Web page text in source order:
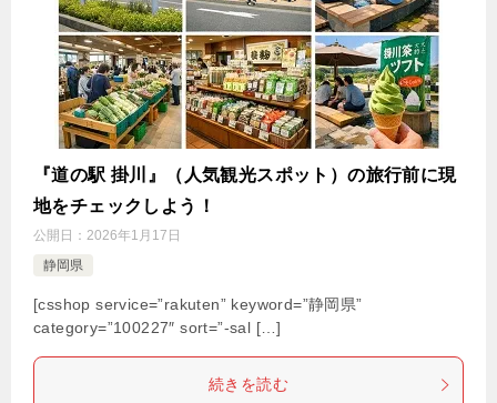
『道の駅 掛川』（人気観光スポット）の旅行前に現
地をチェックしよう！
公開日： 2026年1月17日
静岡県
[csshop service=”rakuten” keyword=”静岡県”
category=”100227″ sort=”-sal […]
続きを読む